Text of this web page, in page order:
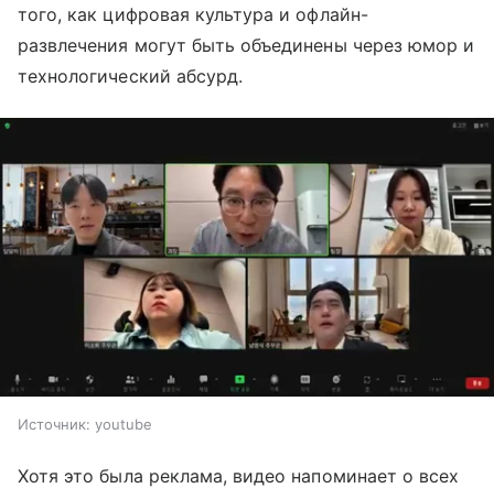
того, как цифровая культура и офлайн-
развлечения могут быть объединены через юмор и
технологический абсурд.
Источник: youtube
Хотя это была реклама, видео напоминает о всех